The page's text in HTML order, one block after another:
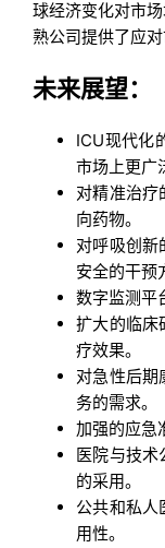
球经济变化对市
熟公司提供了应
未来展望：
ICU现代化
市场上更广
对精准治疗
向药物。
对呼吸创新
安全的干预
数字监测平
扩大的临床
疗效果。
对急性后期
务的需求。
加强的应急
医院与技术
的采用。
公共和私人
用性。